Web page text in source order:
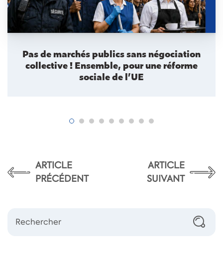
Pas de marchés publics sans négociation
collective ! Ensemble, pour une réforme
sociale de l’UE
ARTICLE
PRÉCÉDENT
ARTICLE
SUIVANT